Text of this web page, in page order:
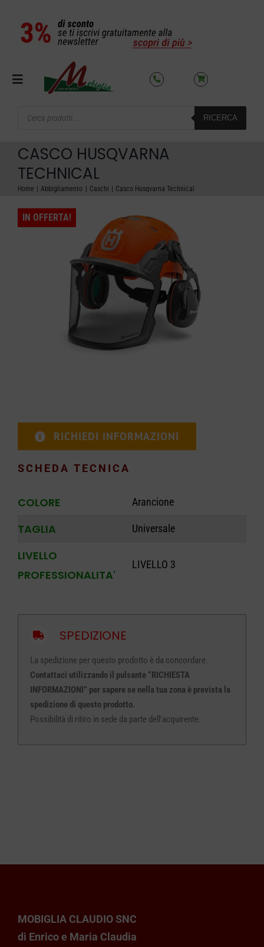
contenuto
Toggle
OFFERTE DEL MESE
AZIENDA
search
RICERCA
CASCO HUSQVARNA
TECHNICAL
Home Abbigliamento Caschi Casco Husqvarna Technical
IN OFFERTA!
RICHIEDI INFORMAZIONI
SCHEDA TECNICA
COLORE Arancione
TAGLIA Universale
LIVELLO
PROFESSIONALITA'
LIVELLO 3
SPEDIZIONE
La spedizione per questo prodotto è da concordare.
Contattaci utilizzando il pulsante “RICHIESTA
INFORMAZIONI” per sapere se nella tua zona è prevista la
spedizione di questo prodotto.
Possibilità di ritiro in sede da parte dell’acquirente.
MOBIGLIA CLAUDIO SNC
di Enrico e Maria Claudia